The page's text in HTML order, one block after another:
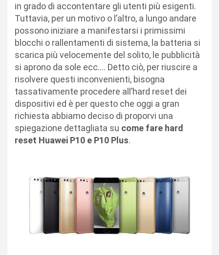
in grado di accontentare gli utenti più esigenti.
Tuttavia, per un motivo o l’altro, a lungo andare
possono iniziare a manifestarsi i primissimi
blocchi o rallentamenti di sistema, la batteria si
scarica più velocemente del solito, le pubblicità
si aprono da sole ecc…. Detto ciò, per riuscire a
risolvere questi inconvenienti, bisogna
tassativamente procedere all’hard reset dei
dispositivi ed è per questo che oggi a gran
richiesta abbiamo deciso di proporvi una
spiegazione dettagliata su come fare hard
reset Huawei P10 e P10 Plus.